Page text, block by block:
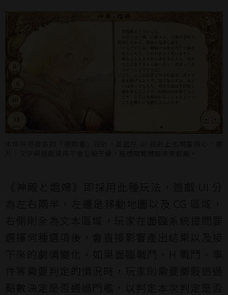
《神殿と娼婦》即採用此種玩法，遊戲 UI 分
為左右兩半，左邊是移動地圖以及 CG 區域，
右側則全為文本區域，玩家在面臨系統提問要
選擇何種選項後，會直接影響產出結果以及接
下來的劇情變化。如果面臨戰鬥、H 戰鬥、事
件等需要判定的情況時，玩家則需要擲骰透過
點數決定是否通過門檻，以判定本次判定是否